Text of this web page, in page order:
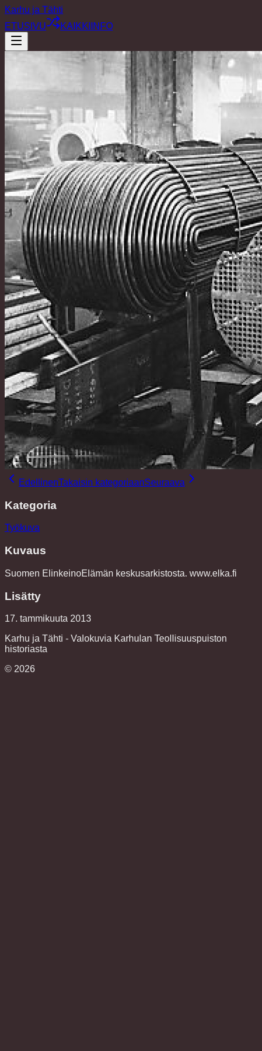
Karhu ja Tähti
ETUSIVU
KAIKKI INFO
EdellinenTakaisin kategoriaanSeuraava
Kategoria
Työkuva
Kuvaus
Suomen ElinkeinoElämän keskusarkistosta. www.elka.fi
Lisätty
17. tammikuuta 2013
Karhu ja Tähti - Valokuvia Karhulan Teollisuuspuiston
historiasta
© 2026